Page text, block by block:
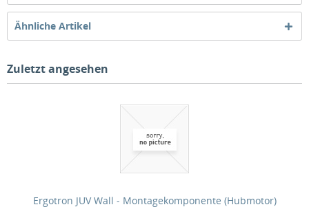
Ähnliche Artikel
Zuletzt angesehen
Ergotron JUV Wall - Montagekomponente (Hubmotor)